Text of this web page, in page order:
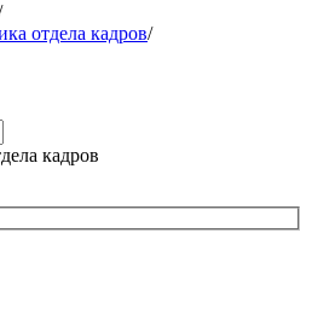
отдела кадров/
кадров